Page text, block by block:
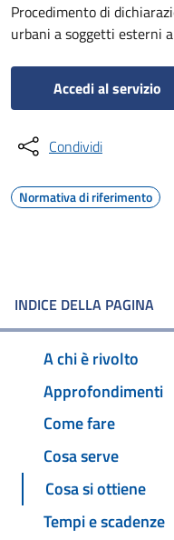
Procedimento di
urbani a soggetti esterni
Accedi al servizio
Condividi
Normativa di riferimento
INDICE DELLA PAGINA
A chi è rivolto
Approfondimenti
Come fare
Cosa serve
Cosa si ottiene
Tempi e scadenze